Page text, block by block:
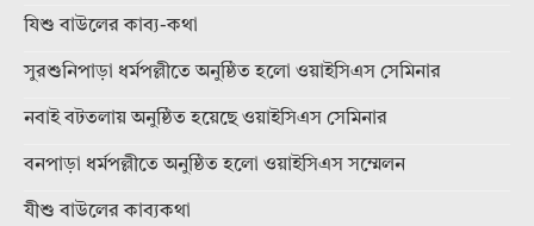
যিশু বাউলের কাব্য-কথা
সুরশুনিপাড়া ধর্মপল্লীতে অনুষ্ঠিত হলো ওয়াইসিএস সেমিনার
নবাই বটতলায় অনুষ্ঠিত হয়েছে ওয়াইসিএস সেমিনার
বনপাড়া ধর্মপল্লীতে অনুষ্ঠিত হলো ওয়াইসিএস সম্মেলন
যীশু বাউলের কাব্যকথা